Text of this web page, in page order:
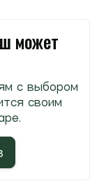
может
с выбором
своим